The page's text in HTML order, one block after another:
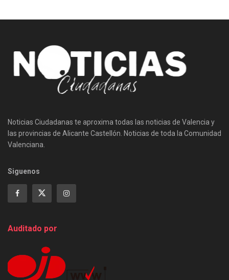
Noticias Ciudadanas te aproxima todas las noticias de Valencia y
las provincias de Alicante Castellón. Noticias de toda la Comunidad
Valenciana.
Siguenos
Auditado por